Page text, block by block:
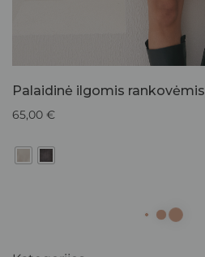
Palaidinė ilgomis rankovėmis
65,00 €